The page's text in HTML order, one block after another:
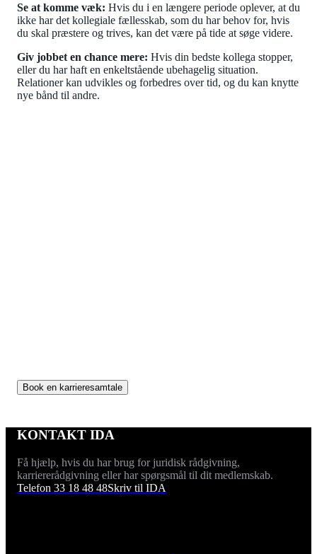
Se at komme væk: Hvis du i en længere periode oplever, at du
ikke har det kollegiale fællesskab, som du har behov for, hvis
du skal præstere og trives, kan det være på tide at søge videre.
Giv jobbet en chance mere: Hvis din bedste kollega stopper,
eller du har haft en enkeltstående ubehagelig situation.
Relationer kan udvikles og forbedres over tid, og du kan knytte
nye bånd til andre.
Book en karrieresamtale
KONTAKT IDA
Få hjælp, hvis du har brug for juridisk rådgivning,
karriererådgivning eller har spørgsmål til dit medlemskab.
Telefon 33 18 48 48Skriv til IDA